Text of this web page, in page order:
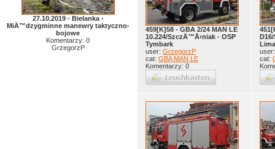
27.10.2019 - Bielanka -
MiÄ™dzygminne manewry taktyczno-
bojowe
Komentarzy: 0
GrzegorzP
459[K]58 - GBA 2/24 MAN LE
10.224/SzczÄ™Å›niak - OSP
Tymbark
user: GrzegorzP
cat: GBA MAN LE
Komentarzy: 0
cat: